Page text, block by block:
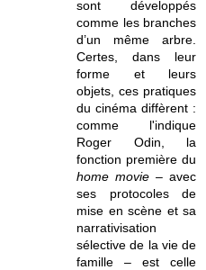
sont développés
comme les branches
d’un même arbre.
Certes, dans leur
forme et leurs
objets, ces pratiques
du cinéma diffèrent :
comme l'indique
Roger Odin, la
fonction première du
home movie – avec
ses protocoles de
mise en scène et sa
narrativisation
sélective de la vie de
famille – est celle